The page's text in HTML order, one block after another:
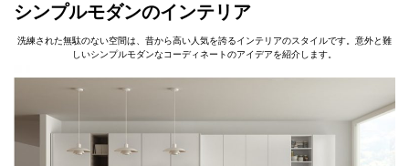
シンプルモダンのインテリア
洗練された無駄のない空間は、昔から高い人気を誇るインテリアのスタイルです。意外と難
しいシンプルモダンなコーディネートのアイデアを紹介します。